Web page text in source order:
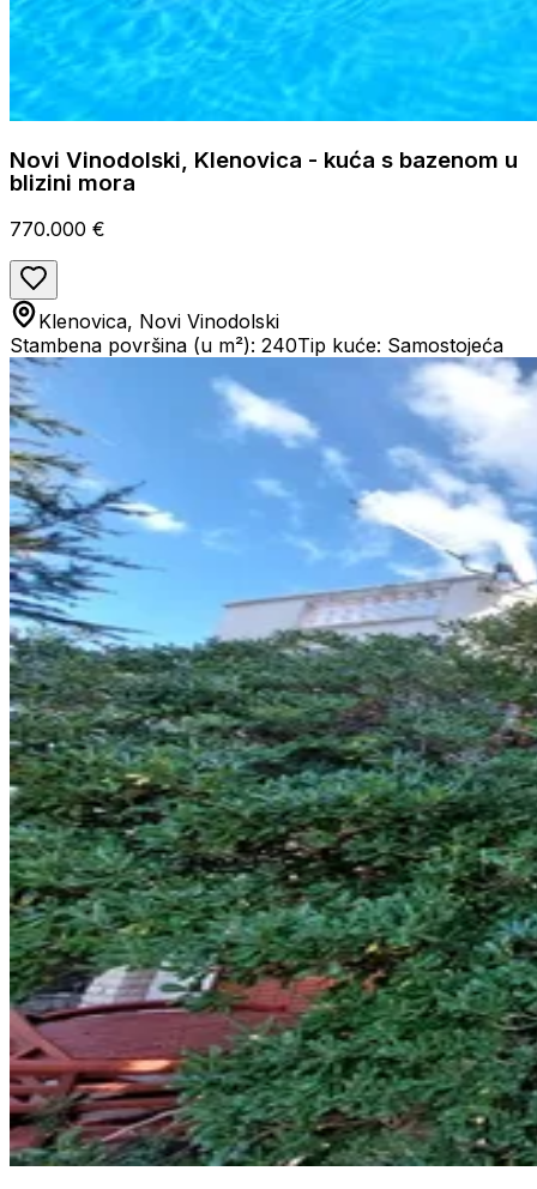
Novi Vinodolski, Klenovica - kuća s bazenom u
blizini mora
770.000 €
Klenovica, Novi Vinodolski
Stambena površina (u m²): 240Tip kuće: Samostojeća